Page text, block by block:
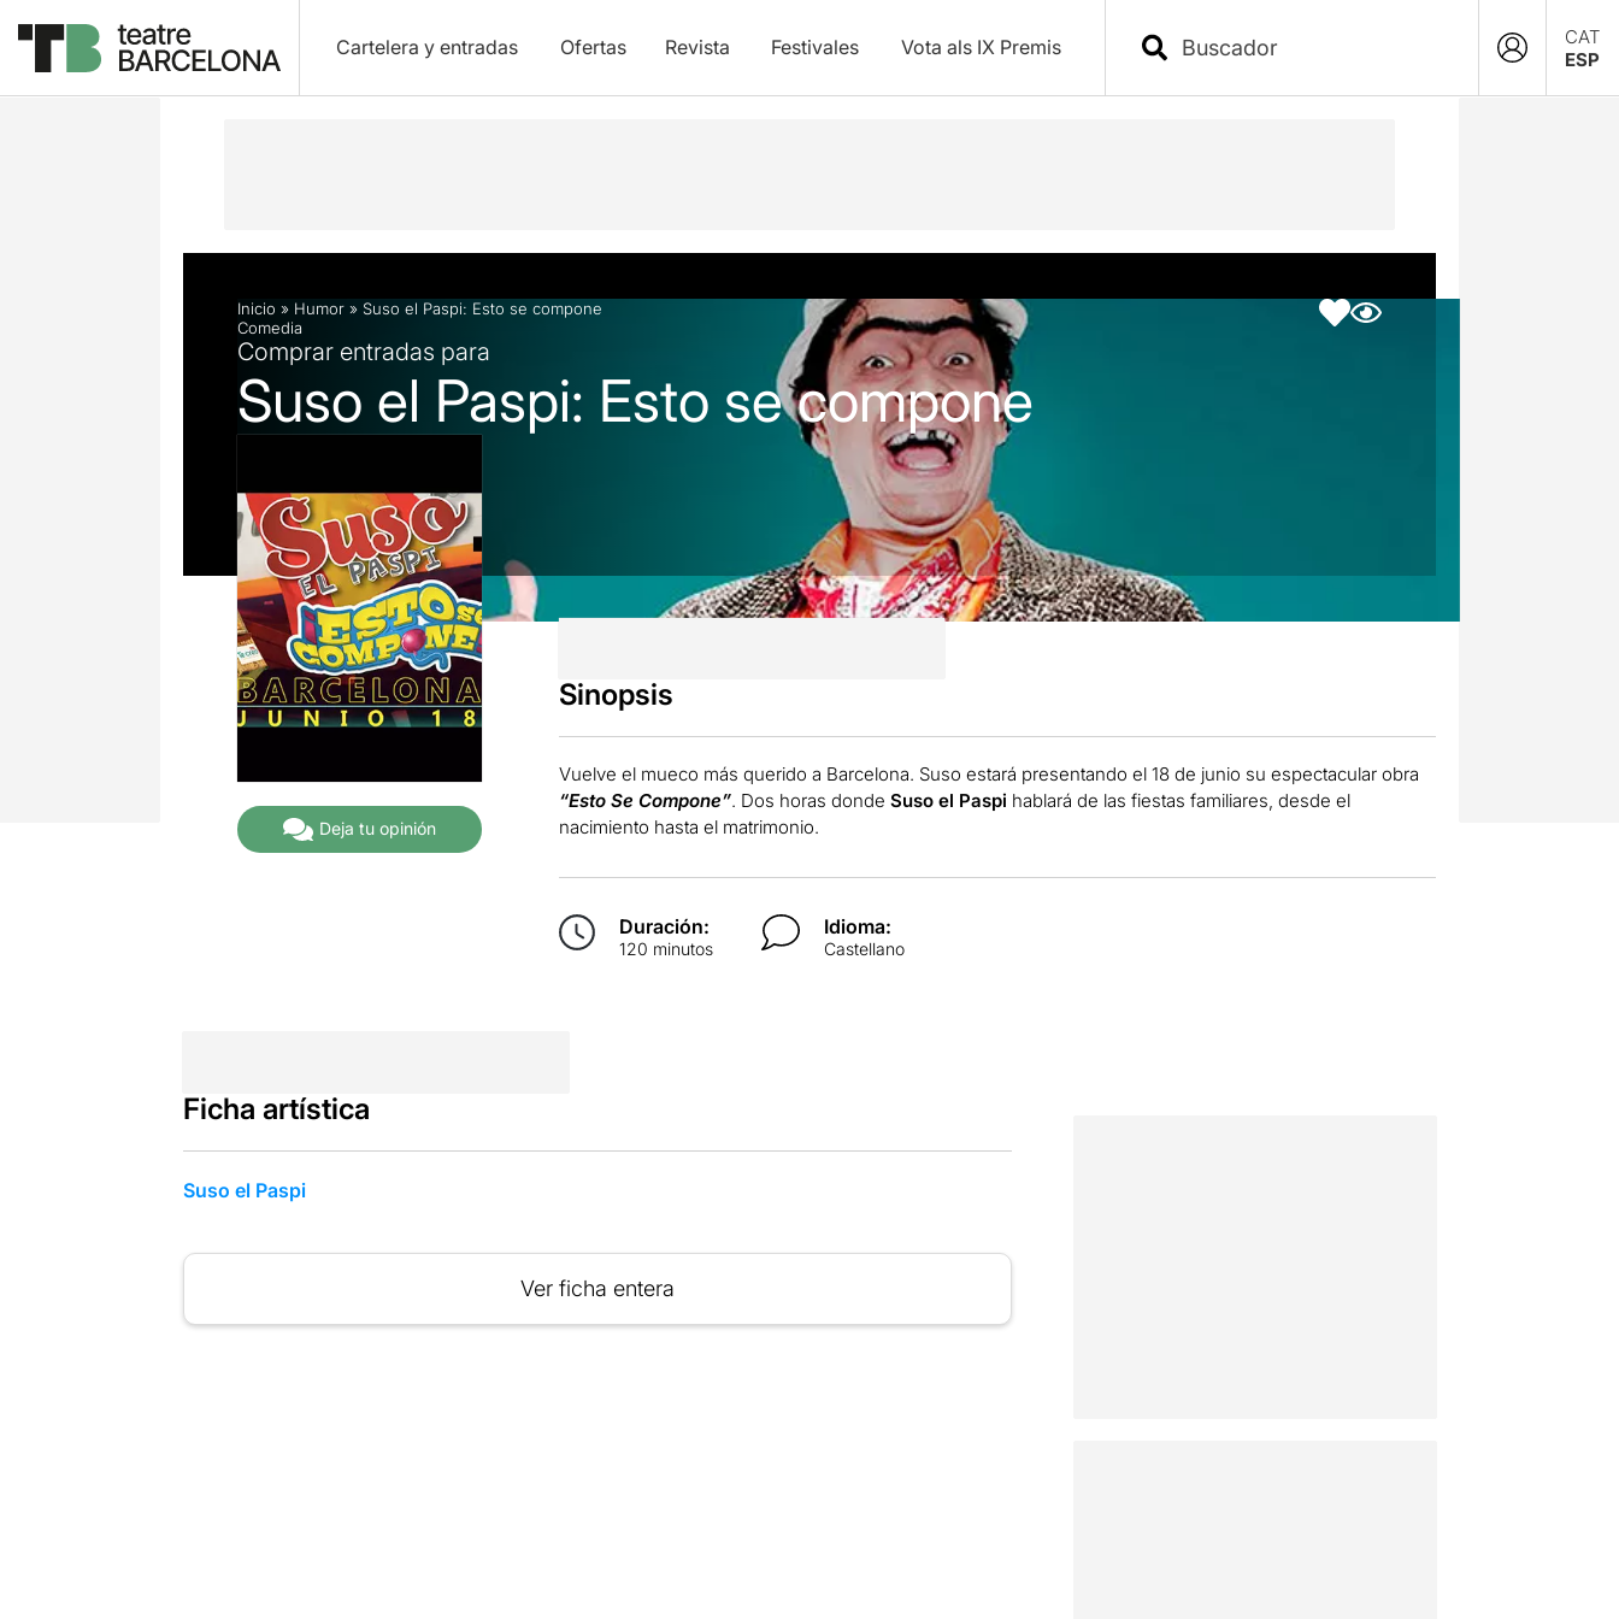
Cartelera y entradas Ofertas Revista Festivales Vota als IX Premis
CAT
ESP
Descripción Ficha artística
Inicio » Humor » Suso el Paspi: Esto se compone
Comedia
Comprar entradas para
Suso el Paspi: Esto se compone
Deja tu opinión
Sinopsis
Vuelve el mueco más querido a Barcelona. Suso estará presentando el 18 de junio su espectacular obra
“Esto Se Compone”. Dos horas donde Suso el Paspi hablará de las fiestas familiares, desde el
nacimiento hasta el matrimonio.
Duración:
120 minutos
Idioma:
Castellano
Ficha artística
Suso el Paspi
Ver ficha entera